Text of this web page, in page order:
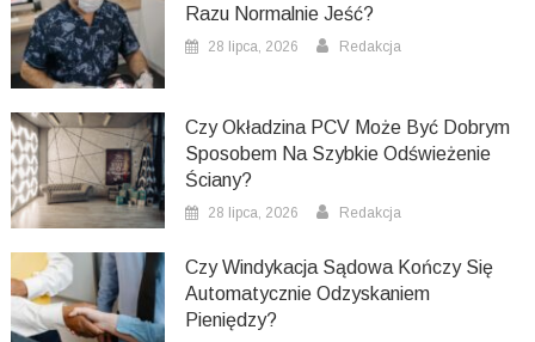
Razu Normalnie Jeść?
28 lipca, 2026 Redakcja
Czy Okładzina PCV Może Być Dobrym
Sposobem Na Szybkie Odświeżenie
Ściany?
28 lipca, 2026 Redakcja
Czy Windykacja Sądowa Kończy Się
Automatycznie Odzyskaniem
Pieniędzy?